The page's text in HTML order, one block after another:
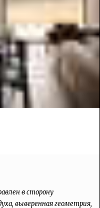
в сторону
выверенная геометрия,